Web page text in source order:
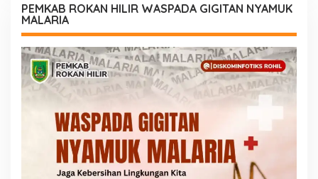
PEMKAB ROKAN HILIR WASPADA GIGITAN NYAMUK
MALARIA